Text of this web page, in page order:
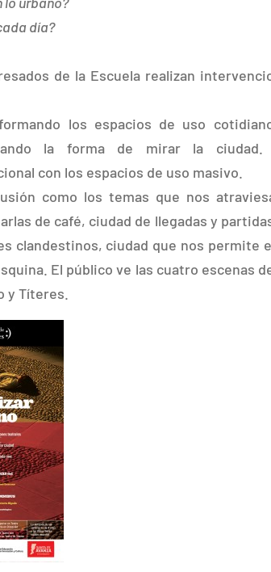
día?
de la Escuela realizan
los espacios de uso
la forma de mirar la ciudad.
con los espacios de uso masivo.
como los temas que nos
de café, ciudad de llegadas y
clandestinos, ciudad que nos permite
El público ve las cuatro escenas
y Títeres.